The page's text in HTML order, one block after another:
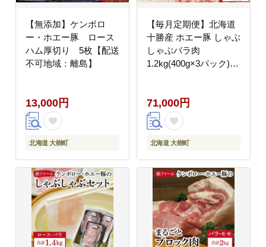
【無添加】ケンボロ
ー・ホエー豚 ロース
ハム厚切り 5枚【配送
不可地域：離島】
13,000円
北海道 大樹町
【毎月定期便】北海道
十勝産 ホエー豚 しゃぶ
しゃぶバラ肉
1.2kg(400g×3パック)全
71,000円
北海道 大樹町